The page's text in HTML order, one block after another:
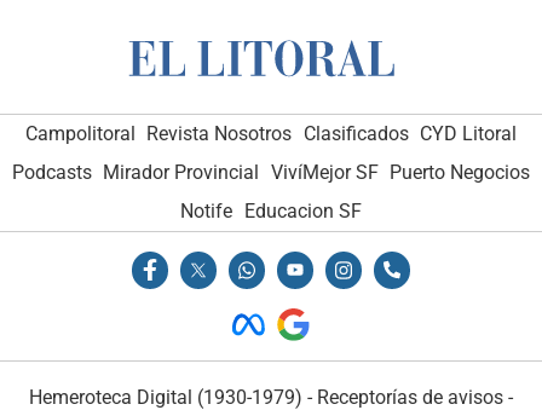
Campolitoral Revista Nosotros Clasificados CYD Litoral
Podcasts Mirador Provincial VivíMejor SF Puerto Negocios
Notife
Educacion SF
Hemeroteca Digital (1930-1979) - Receptorías de avisos -